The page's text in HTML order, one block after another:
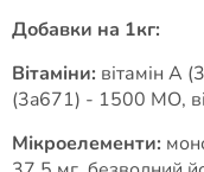
Добавки на 1кг:
Вітаміни: вітамін A
(3a671) - 1500 MО,
Мікроелементи: